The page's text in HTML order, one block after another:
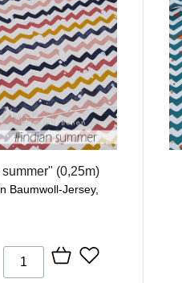
(0,25m)
Baumwoll-Jersey,